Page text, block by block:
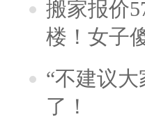
搬家报价
楼！女子
“不建议
了！